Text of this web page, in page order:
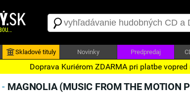
Skladové tituly Novinky Predpredaj
Doprava Kuriérom ZDARMA pri platbe
- MAGNOLIA (MUSIC FROM THE MOTION